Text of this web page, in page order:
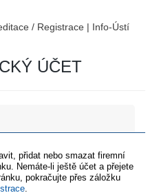
/ Registrace | Info-Ústí
ÚČET
přidat nebo smazat firemní
Nemáte-li ještě účet a přejete
pokračujte přes záložku
.